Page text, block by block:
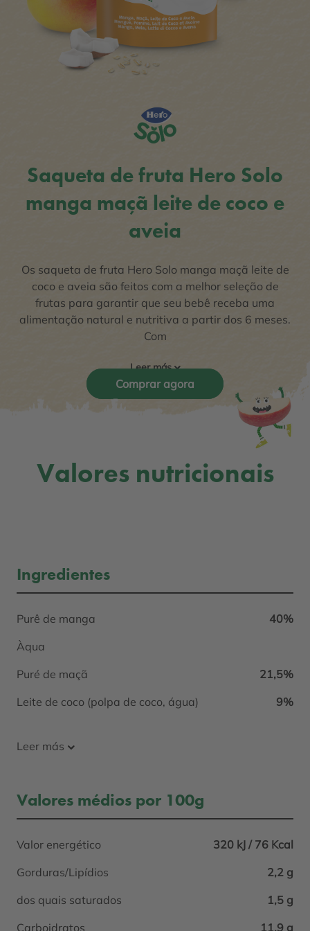
Saqueta de fruta Hero Solo
manga maçã leite de coco e
aveia
Os saqueta de fruta Hero Solo manga maçã leite de
coco e aveia são feitos com a melhor seleção de
frutas para garantir que seu bebê receba uma
alimentação natural e nutritiva a partir dos 6 meses.
Com
Leer más
Comprar agora
Valores nutricionais
Ingredientes
Purê de manga
40%
Àqua
Puré de maçã
21,5%
Leite de coco (polpa de coco, água)
9%
Leer más
Valores médios por 100g
Valor energético
320 kJ / 76 Kcal
Gorduras/Lipídios
2,2 g
dos quais saturados
1,5 g
Carboidratos
11,9 g